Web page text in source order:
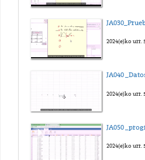
2024(e)ko urr.
JA040
2024(e)ko urr.
JA050
2024(e)ko urr.